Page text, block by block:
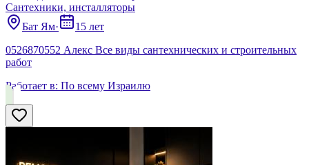
Сантехники, инсталляторы
Бат Ям·
15 лет
0526870552 Алекс Все виды сантехнических и строительных
работ
Работает в: По всему Израилю